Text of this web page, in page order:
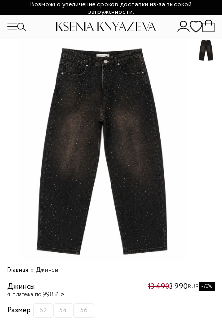
Возможно увеличение сроков доставки из-за высокой
загруженности.
Главная Джинсы
Джинсы
4 платежа по 998 ₽
13 4903 990RUB -70%
Размер: 52 54 56